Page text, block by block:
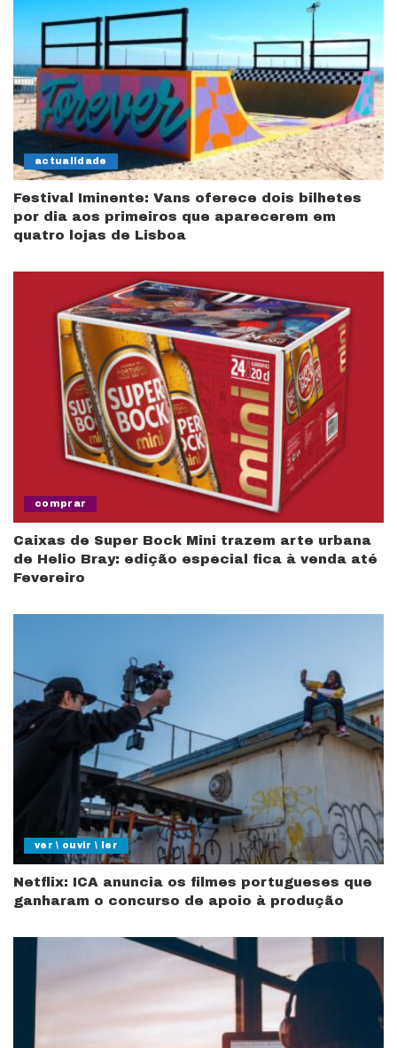
actualidade
Festival Iminente: Vans oferece dois bilhetes
por dia aos primeiros que aparecerem em
quatro lojas de Lisboa
comprar
Caixas de Super Bock Mini trazem arte urbana
de Helio Bray: edição especial fica à venda até
Fevereiro
ver \ ouvir \ ler
Netflix: ICA anuncia os filmes portugueses que
ganharam o concurso de apoio à produção